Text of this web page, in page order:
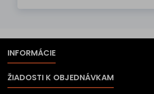
INFORMÁCIE
ŽIADOSTI K OBJEDNÁVKAM